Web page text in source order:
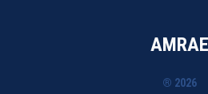
AMRAE
® 2026